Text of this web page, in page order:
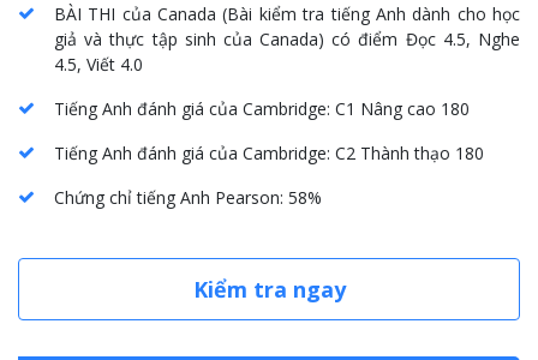
BÀI THI của Canada(Bài kiểm tra tiếng Anh dành cho học
giả và thực tập sinh của Canada) có điểm Đọc 4.5, Nghe
4.5, Viết 4.0
Tiếng Anh đánh giá của Cambridge: C1 Nâng cao 180
Tiếng Anh đánh giá của Cambridge: C2 Thành thạo 180
Chứng chỉ tiếng Anh Pearson: 58%
Kiểm tra ngay